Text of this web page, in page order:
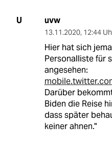
U uvw
13.11.2020, 12:44
Hier hat sich
Personalliste für
angesehen:
Darüber
Biden die Reise
dass später
keiner ahnen."